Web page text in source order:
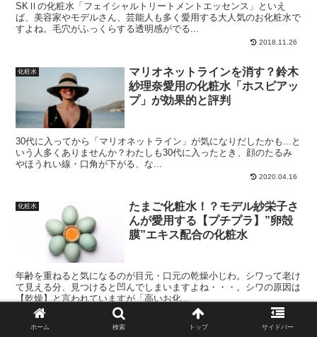
SKⅡの化粧水「フェイシャルトリートメントエッセンス」といえ
ば、美容家やモデルさん、芸能人も多く愛用する大人気のお化粧水で
すよね。毛穴がふっくらする透明感がでる...
2018.11.26
化粧水
マリオネットラインを消す？鈴木
紗理奈愛用の化粧水「ホスピアッ
プ」が効果的と評判
30代に入ってから「マリオネットライン」が気になりだしたかも...と
いう人多くありませんか？わたしも30代に入ったとき、顔のたるみ
やほうれい線・口角が下がる、な...
2020.04.16
化粧水
たまご化粧水！？モデル紗栄子さ
んが愛用する【プチプラ】”卵殻
膜”エキス配合の化粧水
年齢を重ねると気になるのが目元・口元の乾燥小じわ。シワって老け
て見える分、見つけると凹んでしまいますよね・・・。シワの原因は
【乾燥】と言われていますが「高いお化...
2018.09.02
ホーム 検索 トップ サイドバー